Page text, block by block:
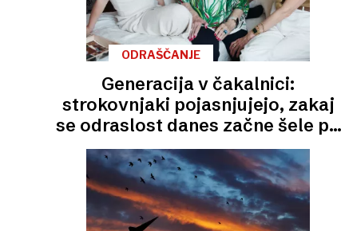
ODRAŠČANJE
Generacija v čakalnici:
strokovnjaki pojasnjujejo, zakaj
se odraslost danes začne šele po
tridesetem